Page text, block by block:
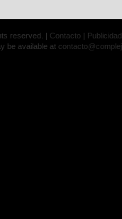
reserved. | Contacto | Publicidad
be available at